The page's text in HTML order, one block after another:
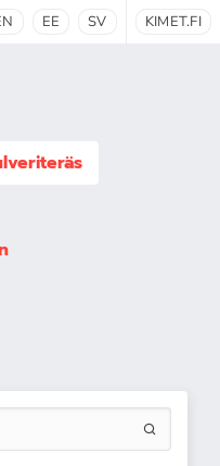
EE SV KIMET.FI